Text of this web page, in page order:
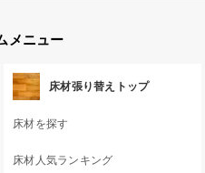
メニュー
床材張り替えトップ
床材を探す
床材人気ランキング